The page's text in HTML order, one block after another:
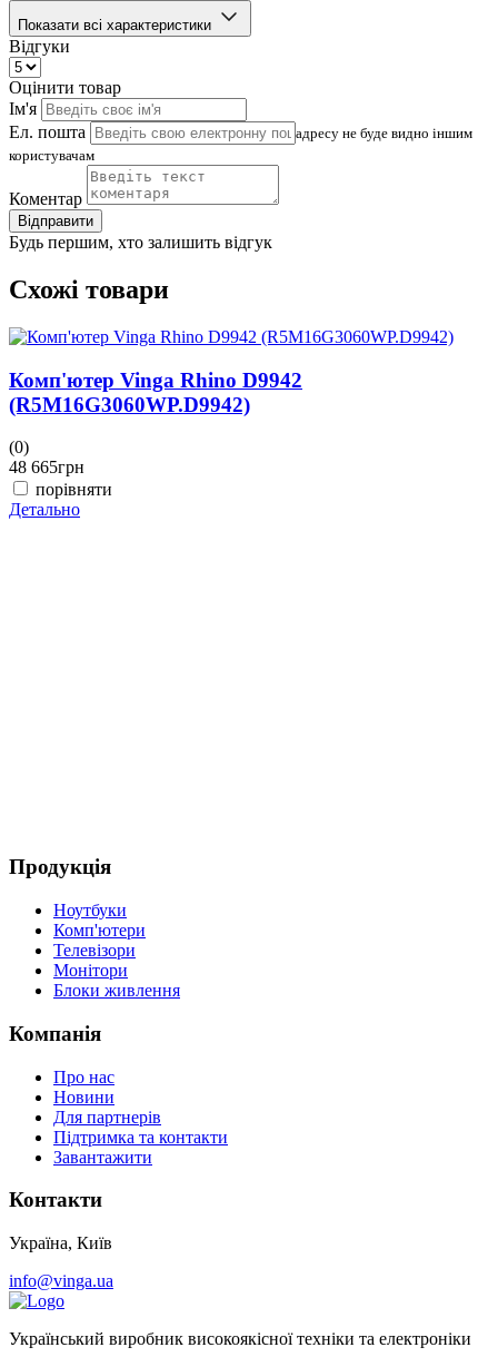
Показати всі характеристики
Відгуки
Оцінити товар
Ім'я
Ел. пошта
адресу не буде видно іншим
користувачам
Коментар
Відправити
Будь першим, хто залишить відгук
Схожі товари
Комп'ютер Vinga Rhino D9942
(R5M16G3060WP.D9942)
(0)
48 665грн
порівняти
Детально
Продукція
Ноутбуки
Комп'ютери
Телевізори
Монітори
Блоки живлення
Компанія
Про нас
Новини
Для партнерів
Підтримка та контакти
Завантажити
Контакти
Україна, Київ
info@vinga.ua
Український виробник високоякісної техніки та електроніки